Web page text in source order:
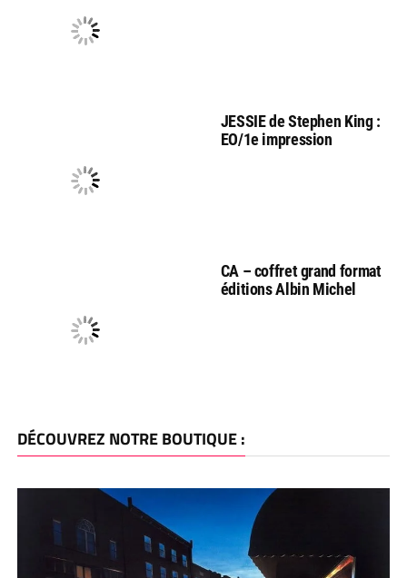
JESSIE de Stephen King :
EO/1e impression
CA – coffret grand format
éditions Albin Michel
DÉCOUVREZ NOTRE BOUTIQUE :